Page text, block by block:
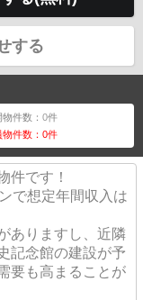
する
物件数：0件
物件数：0件
件です！
で想定年間収入は
ありますし、近隣
記念館の建設が予
要も高まることが